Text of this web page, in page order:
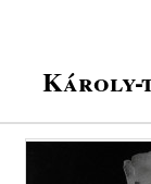
Károly-